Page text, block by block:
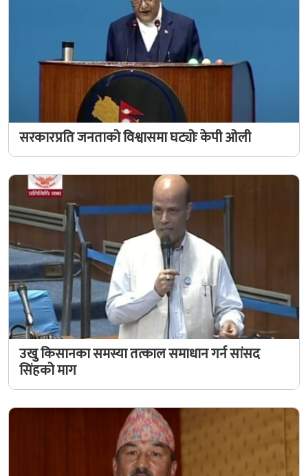
सरकारप्रति जनताको विश्वासमा घट्योः केपी ओली
उखु किसानका समस्या तत्काल समाधान गर्न सांसद
सिंहको माग